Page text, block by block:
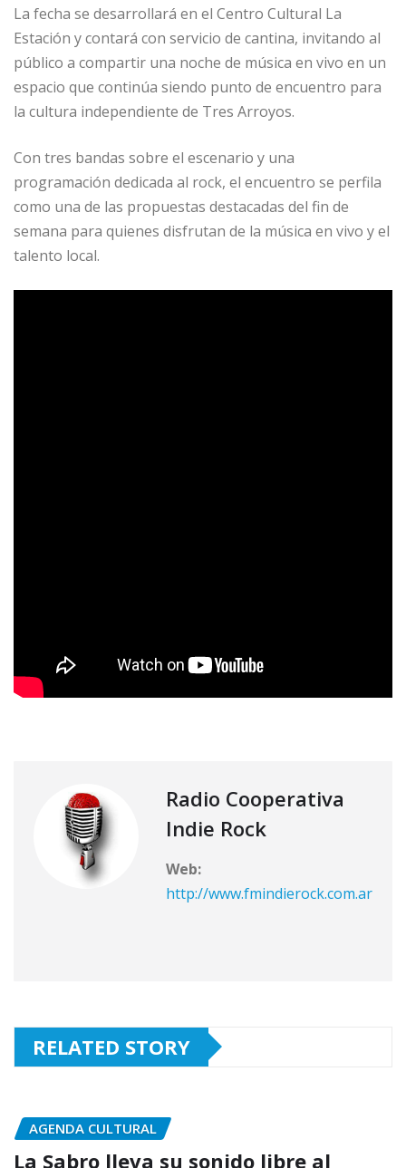
La fecha se desarrollará en el Centro Cultural La
Estación y contará con servicio de cantina, invitando al
público a compartir una noche de música en vivo en un
espacio que continúa siendo punto de encuentro para
la cultura independiente de Tres Arroyos.
Con tres bandas sobre el escenario y una
programación dedicada al rock, el encuentro se perfila
como una de las propuestas destacadas del fin de
semana para quienes disfrutan de la música en vivo y el
talento local.
Radio Cooperativa
Indie Rock
Web:
http://www.fmindierock.com.ar
RELATED STORY
AGENDA CULTURAL
La Sabro lleva su sonido libre al